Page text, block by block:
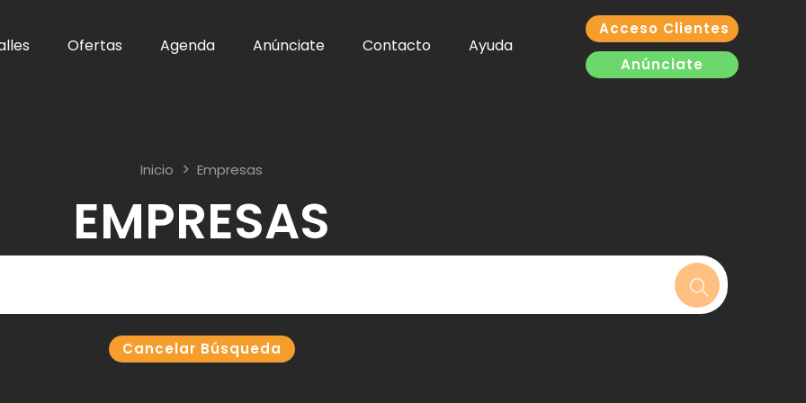
Ofertas Agenda Anúnciate Contacto Ayuda
Acceso Clientes
Anúnciate
Inicio Empresas
EMPRESAS
Cancelar Búsqueda